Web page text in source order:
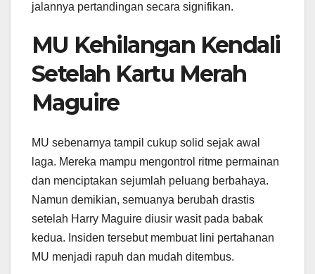
jalannya pertandingan secara signifikan.
MU Kehilangan Kendali
Setelah Kartu Merah
Maguire
MU sebenarnya tampil cukup solid sejak awal
laga. Mereka mampu mengontrol ritme permainan
dan menciptakan sejumlah peluang berbahaya.
Namun demikian, semuanya berubah drastis
setelah Harry Maguire diusir wasit pada babak
kedua. Insiden tersebut membuat lini pertahanan
MU menjadi rapuh dan mudah ditembus.